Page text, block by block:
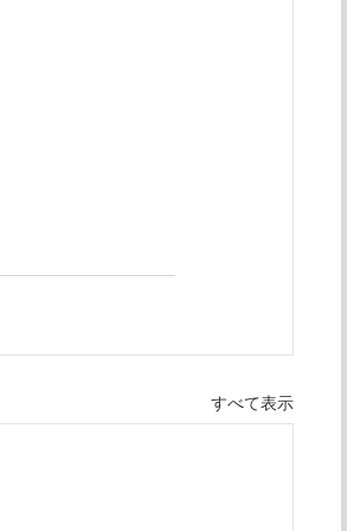
すべて表示